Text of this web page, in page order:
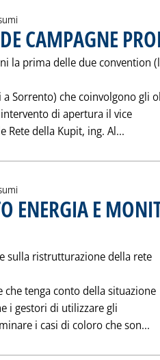
CAMPAGNE
la prima delle due convention
Sorrento) che coinvolgono gli
di apertura il vice
Rete della Kupit, ing. Al...
ENERGIA E
sulla ristrutturazione della rete
tenga conto della situazione
i gestori di utilizzare gli
i casi di coloro che son...